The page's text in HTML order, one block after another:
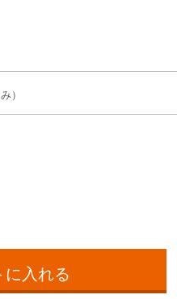
）
に入れる